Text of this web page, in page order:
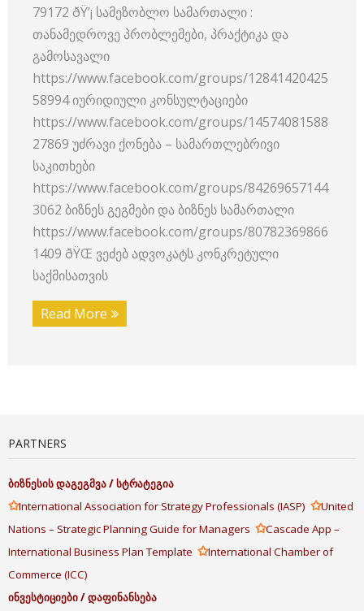
79172 ðŸ’¡ სამეზობლო სამართალი :
თანამედროვე პრობლემები, პრაქტიკა და
გამოსავალი
https://www.facebook.com/groups/12841420425
58994 იურიდიული კონსულტაციები
https://www.facebook.com/groups/14574081588
27869 უძრავი ქონება – სამართლებრივი
საკითხები
https://www.facebook.com/groups/84269657144
3062 ბიზნეს გეგმები და ბიზნეს სამართალი
https://www.facebook.com/groups/80782369866
1409 ðŸŒ ვეძებ ადვოკატს კონკრეტული
საქმისათვის
Read More
PARTNERS
ბიზნესისდაგეგმვა/სტრატეგია
✩International Association for Strategy Professionals (IASP) ✩United
Nations – Strategic Planning Guide for Managers ✩Cascade App –
International Business Plan Template ✩International Chamber of
Commerce (ICC)
ინვესტიციები/დაფინანსება